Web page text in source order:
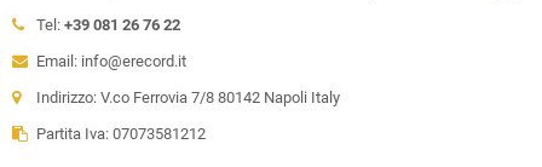
Tel: +39 081 26 76 22
Email: info@erecord.it
Indirizzo: V.co Ferrovia 7/8 80142 Napoli Italy
Partita Iva: 07073581212